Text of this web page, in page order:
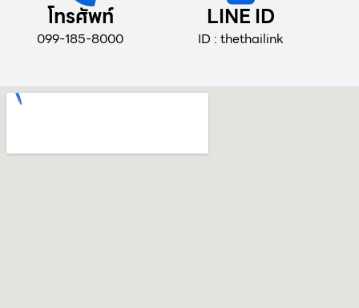
โทรศัพท์
099-185-8000
LINE ID
ID : thethailink